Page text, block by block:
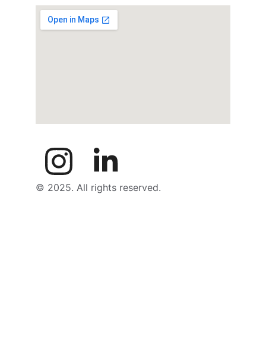
© 2025. All rights reserved.